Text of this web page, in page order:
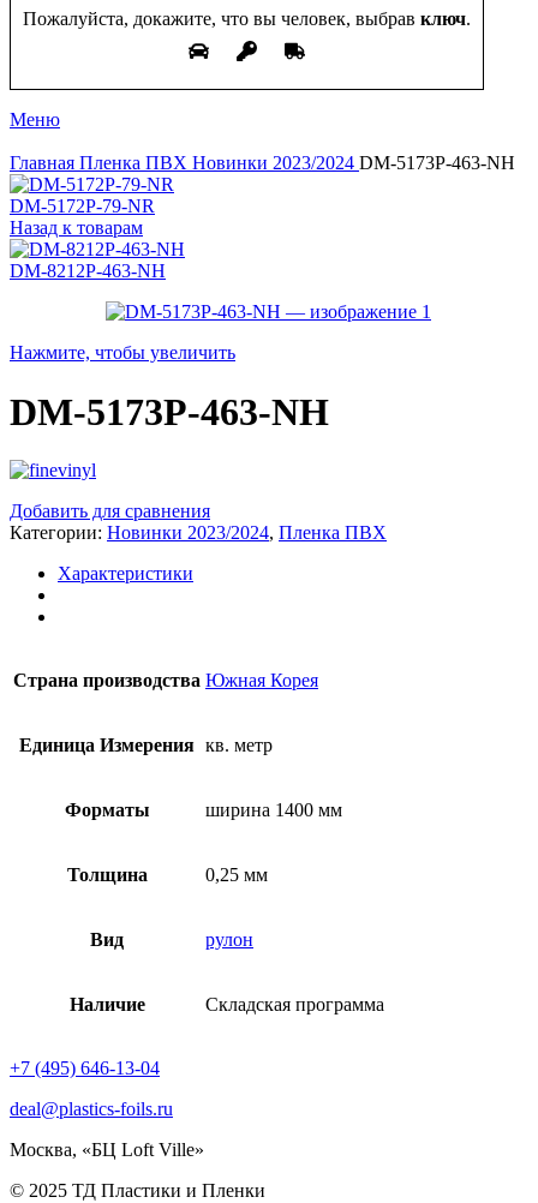
Пожалуйста, докажите, что вы человек, выбрав ключ.
Меню
Главная Пленка ПВХ Новинки 2023/2024 DM-5173P-463-NH
DM-5172P-79-NR
Назад к товарам
DM-8212P-463-NH
Нажмите, чтобы увеличить
DM-5173P-463-NH
Добавить для сравнения
Категории: Новинки 2023/2024, Пленка ПВХ
Характеристики
Страна производства Южная Корея
Единица Измерения кв. метр
Форматы ширина 1400 мм
Толщина 0,25 мм
Вид рулон
Наличие Складская программа
+7 (495) 646-13-04
deal@plastics-foils.ru
Москва, «БЦ Loft Ville»
© 2025 ТД Пластики и Пленки